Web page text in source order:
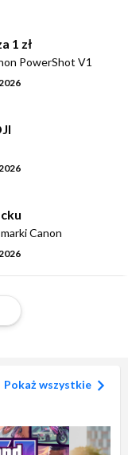
1 zł
PowerShot V1
Canon
Pokaż wszystkie